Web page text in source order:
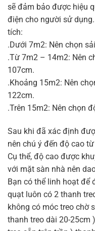
sẽ đảm bảo được hiệu
điện cho người sử
tích:
.Dưới 7m2: Nên chọn
.Từ 7m2 – 14m2: Nên
107cm.
.Khoảng 15m2: Nên
122cm.
.Trên 15m2: Nên chọn
Sau khi đã xác định
nên chú ý đến độ cao
Cụ thể, độ cao được
với mặt sàn nhà nên
Bạn có thể linh hoạt để
quạt luôn có 2 thanh
không có móc treo chờ
thanh treo dài 20-25cm